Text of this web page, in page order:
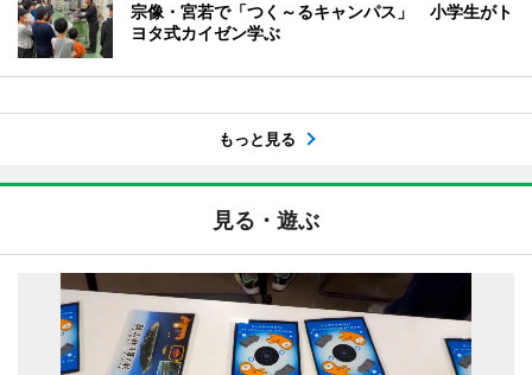
宗像・宮若で「つく～るキャンパス」 小学生がト
ヨタ式カイゼン学ぶ
もっと見る
見る・遊ぶ